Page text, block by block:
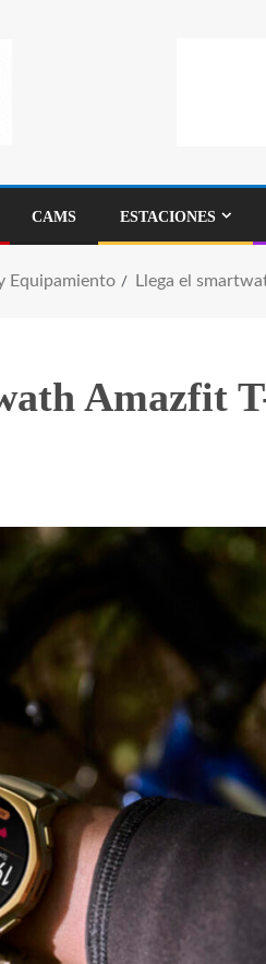
CAMS ESTACIONES
Equipamiento Llega el
Amazfit